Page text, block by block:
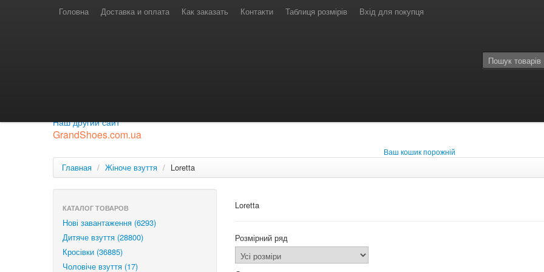
Головна Доставка и оплата Как заказать Контакти Таблиця розмірів Вхід для покупця
Лайф: (063) 527-76-88 МТС: (050) 967-41-33
Наш другий сайт
GrandShoes.com.ua
Ваш кошик порожній
Главная / Жіноче взуття / Loretta
КАТАЛОГ ТОВАРОВ
Нові завантаження (6293)
Дитяче взуття (28800)
Кросівки (36885)
Чоловіче взуття (17)
Loretta
Розмірний ряд